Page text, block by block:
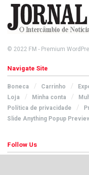
© 2022 FM - Premium
Navigate Site
Boneca Carrinho
Loja
Minha conta
Política de privacidade
Slide Anything Popup
Follow Us